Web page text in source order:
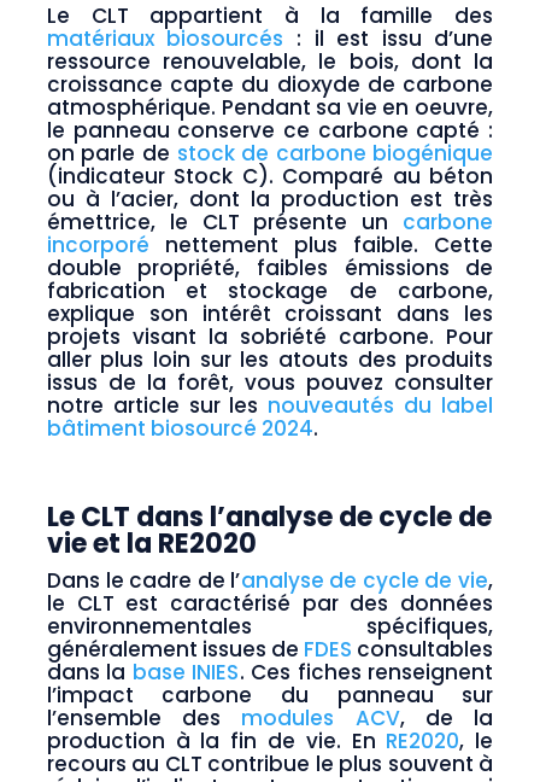
Le CLT appartient à la famille des
matériaux biosourcés : il est issu d’une
ressource renouvelable, le bois, dont la
croissance capte du dioxyde de carbone
atmosphérique. Pendant sa vie en oeuvre,
le panneau conserve ce carbone capté :
on parle de stock de carbone biogénique
(indicateur Stock C). Comparé au béton
ou à l’acier, dont la production est très
émettrice, le CLT présente un carbone
incorporé nettement plus faible. Cette
double propriété, faibles émissions de
fabrication et stockage de carbone,
explique son intérêt croissant dans les
projets visant la sobriété carbone. Pour
aller plus loin sur les atouts des produits
issus de la forêt, vous pouvez consulter
notre article sur les nouveautés du label
bâtiment biosourcé 2024.
Le CLT dans l’analyse de cycle de
vie et la RE2020
Dans le cadre de l’analyse de cycle de vie,
le CLT est caractérisé par des données
environnementales spécifiques,
généralement issues de FDES consultables
dans la base INIES. Ces fiches renseignent
l’impact carbone du panneau sur
l’ensemble des modules ACV, de la
production à la fin de vie. En RE2020, le
recours au CLT contribue le plus souvent à